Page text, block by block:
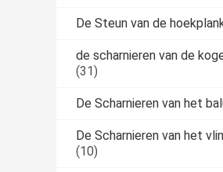
De Steun van de
de scharnieren van de
(31)
De Scharnieren van het
De Scharnieren van het
(10)